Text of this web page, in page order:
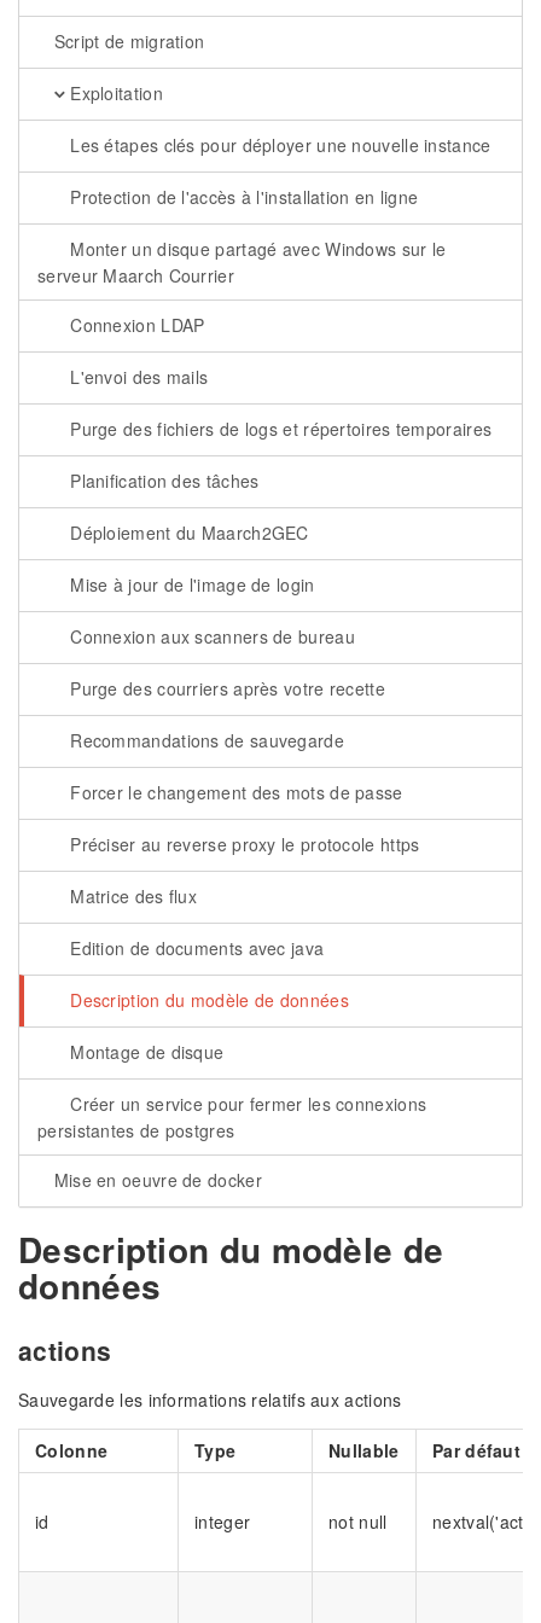
Script de migration
Exploitation
Les étapes clés pour déployer une nouvelle instance
Protection de l'accès à l'installation en ligne
Monter un disque partagé avec Windows sur le
serveur Maarch Courrier
Connexion LDAP
L'envoi des mails
Purge des fichiers de logs et répertoires temporaires
Planification des tâches
Déploiement du Maarch2GEC
Mise à jour de l'image de login
Connexion aux scanners de bureau
Purge des courriers après votre recette
Recommandations de sauvegarde
Forcer le changement des mots de passe
Préciser au reverse proxy le protocole https
Matrice des flux
Edition de documents avec java
Description du modèle de données
Montage de disque
Créer un service pour fermer les connexions
persistantes de postgres
Mise en oeuvre de docker
Description du modèle de
données
actions
Sauvegarde les informations relatifs aux actions
Colonne Type Nullable Par défaut
id integer not null